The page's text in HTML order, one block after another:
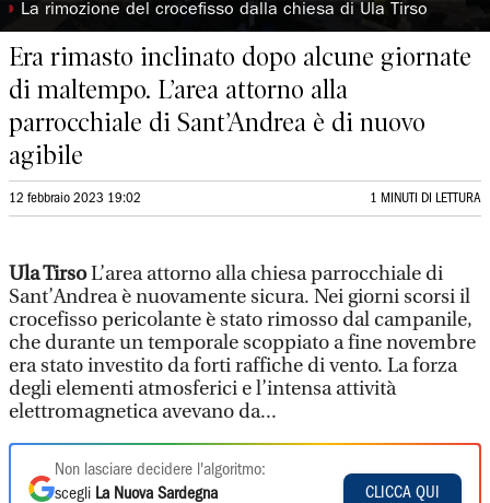
◗ La rimozione del crocefisso dalla chiesa di Ula Tirso
Era rimasto inclinato dopo alcune giornate
di maltempo. L’area attorno alla
parrocchiale di Sant’Andrea è di nuovo
agibile
12 febbraio 2023 19:02 1 MINUTI DI LETTURA
Ula TirsoL’area attorno alla chiesa parrocchiale di
Sant’Andrea è nuovamente sicura. Nei giorni scorsi il
crocefisso pericolante è stato rimosso dal campanile,
che durante un temporale scoppiato a fine novembre
era stato investito da forti raffiche di vento. La forza
degli elementi atmosferici e l’intensa attività
elettromagnetica avevano da...
Non lasciare decidere l'algoritmo:
scegli La Nuova Sardegna
CLICCA QUI